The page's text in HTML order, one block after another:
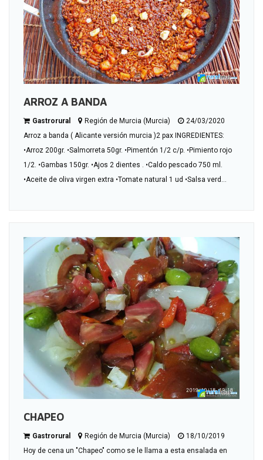
ARROZ A BANDA
Gastrorural Región de Murcia (Murcia)
24/03/2020
Arroz a banda ( Alicante versión murcia )2 pax INGREDIENTES:
•Arroz 200gr. •Salmorreta 50gr. •Pimentón 1/2 c/p. •Pimiento rojo
1/2. •Gambas 150gr. •Ajos 2 dientes . •Caldo pescado 750 ml.
•Aceite de oliva virgen extra •Tomate natural 1 ud •Salsa verd...
CHAPEO
Gastrorural Región de Murcia (Murcia)
18/10/2019
Hoy de cena un "Chapeo" como se le llama a esta ensalada en